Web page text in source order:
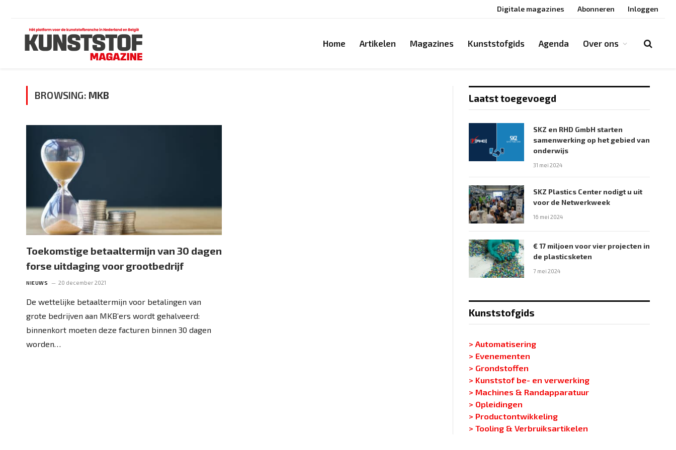
Digitale magazines Abonneren Inloggen
Home Artikelen Magazines Kunststofgids Agenda Over ons
BROWSING: MKB
Toekomstige betaaltermijn van 30 dagen
forse uitdaging voor grootbedrijf
NIEUWS 20 december 2021
De wettelijke betaaltermijn voor betalingen van
grote bedrijven aan MKB’ers wordt gehalveerd:
binnenkort moeten deze facturen binnen 30 dagen
worden…
Laatst toegevoegd
SKZ en RHD GmbH starten
samenwerking op het gebied van
onderwijs
31 mei 2024
SKZ Plastics Center nodigt u uit
voor de Netwerkweek
16 mei 2024
€ 17 miljoen voor vier projecten in
de plasticsketen
7 mei 2024
Kunststofgids
> Automatisering
> Evenementen
> Grondstoffen
> Kunststof be- en verwerking
> Machines & Randapparatuur
> Opleidingen
> Productontwikkeling
> Tooling & Verbruiksartikelen